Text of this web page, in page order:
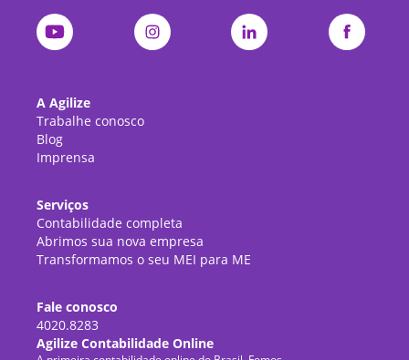
A Agilize
Trabalhe conosco
Blog
Imprensa
Serviços
Contabilidade completa
Abrimos sua nova empresa
Transformamos o seu MEI para ME
Fale conosco
4020.8283
Agilize Contabilidade Online